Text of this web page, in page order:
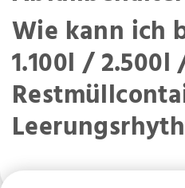
Wie kann ich
1.100l / 2.500l